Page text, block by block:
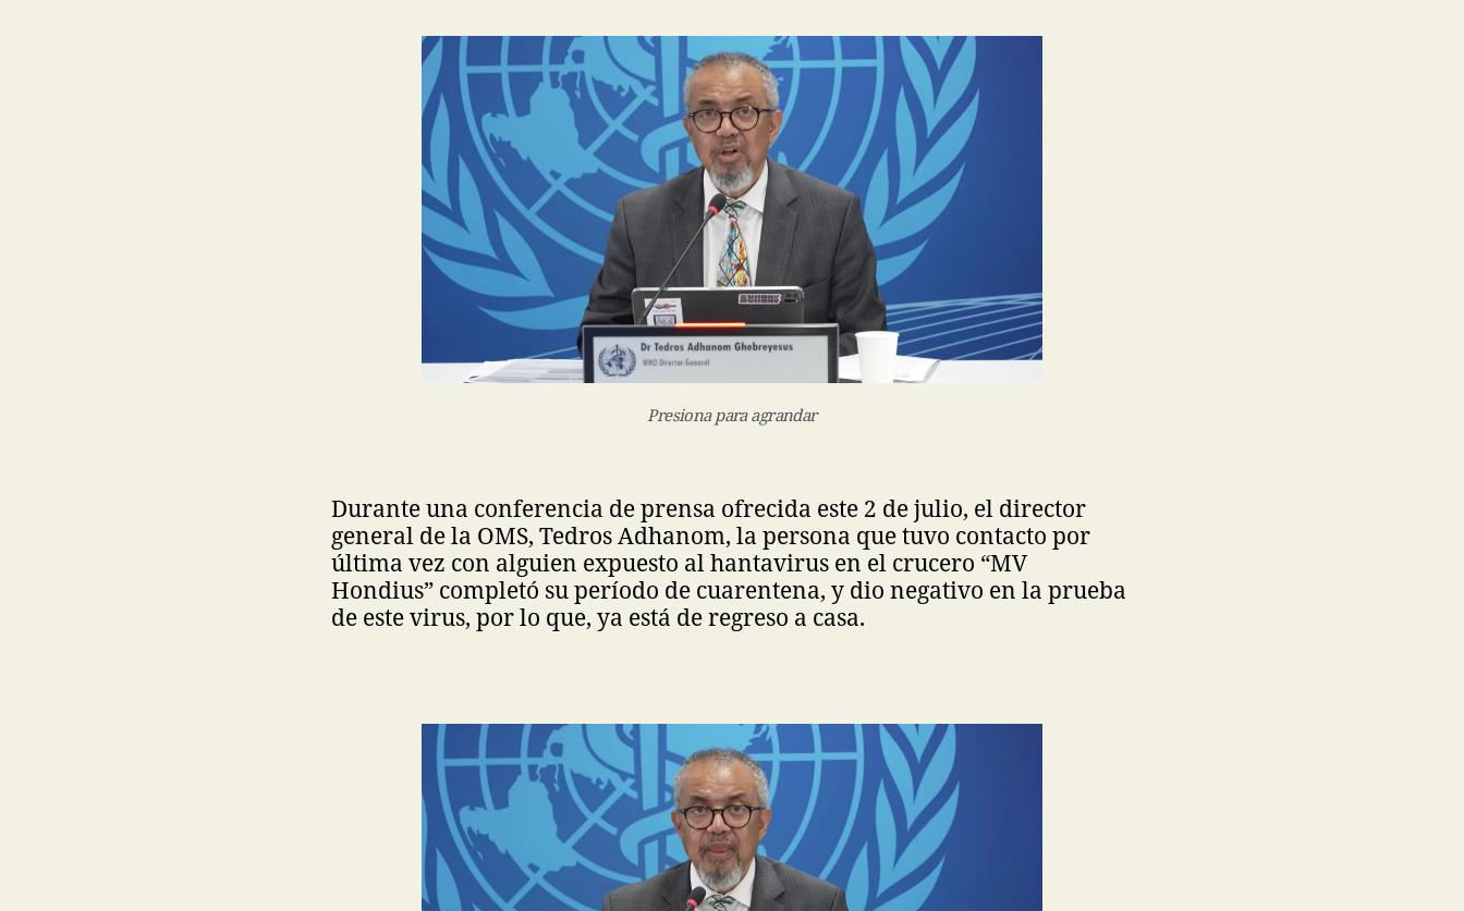
Presiona para agrandar
Durante una conferencia de prensa ofrecida este 2 de julio, el director
general de la OMS, Tedros Adhanom, la persona que tuvo contacto por
última vez con alguien expuesto al hantavirus en el crucero “MV
Hondius” completó su período de cuarentena, y dio negativo en la prueba
de este virus, por lo que, ya está de regreso a casa.